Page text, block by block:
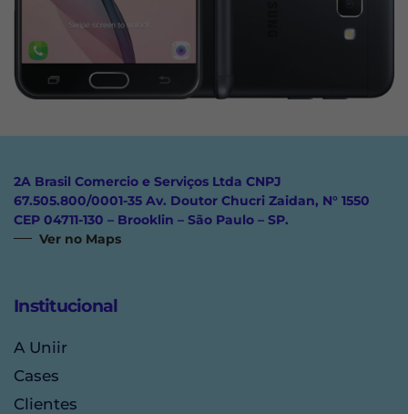
2A Brasil Comercio e Serviços Ltda CNPJ
67.505.800/0001-35 Av. Doutor Chucri Zaidan, N° 1550
CEP 04711-130 – Brooklin – São Paulo – SP.
Ver no Maps
Institucional
A Uniir
Cases
Clientes